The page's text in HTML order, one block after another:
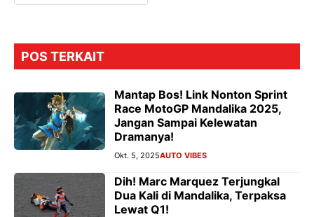
POS TERKAIT
Mantap Bos! Link Nonton Sprint
Race MotoGP Mandalika 2025,
Jangan Sampai Kelewatan
Dramanya!
Okt. 5, 2025AUTO VIBES
Dih! Marc Marquez Terjungkal
Dua Kali di Mandalika, Terpaksa
Lewat Q1!